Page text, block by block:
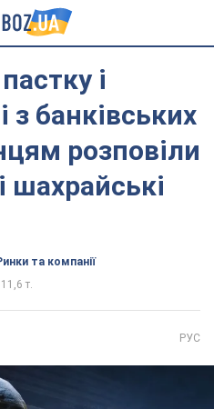
і
з банківських
розповіли
шахрайські
та компанії
11,6 т.
РУС